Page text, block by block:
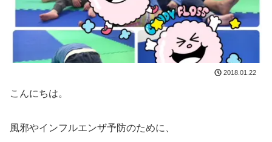
2018.01.22
こんにちは。
風邪やインフルエンザ予防のために、